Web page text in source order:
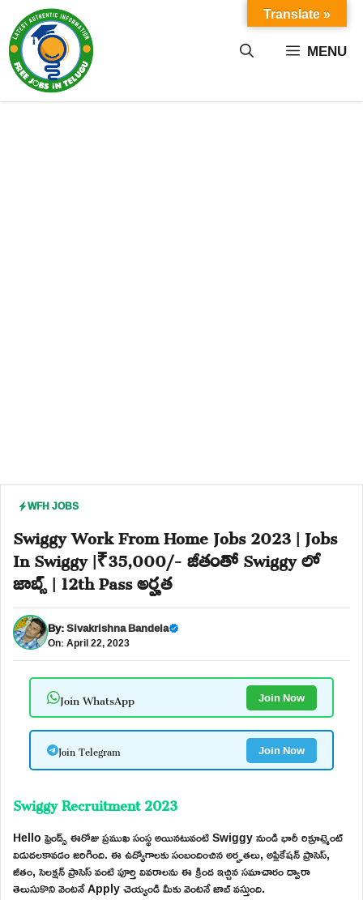
content MENU
WFH JOBS
Swiggy Work From Home Jobs 2023 | Jobs
In Swiggy |₹35,000/- జీతంతో Swiggy లో
జాబ్స్ | 12th Pass అర్హత
By:Sivakrishna Bandela
On: April 22, 2023
Join WhatsApp Join Now
Join Telegram Join Now
Swiggy Recruitment 2023
Hello ఫ్రెండ్స్ ఈరోజు ప్రముఖ సంస్థ అయినటువంటి Swiggy నుండి భారీ రిక్రూట్మెంట్
విడుదలకావడం జరిగింది. ఈ ఉద్యోగాలకు సంబందించిన అర్హతలు, అప్లికేషన్ ప్రాసెస్,
జీతం, సెలక్షన్ ప్రాసెస్ వంటి పూర్తి వివరాలను ఈ క్రింద ఇచ్చిన సమాచారం ద్వారా
తెలుసుకొని వెంటనే Apply చెయ్యండి మీకు వెంటనే జాబ్ వస్తుంది.
Translate »